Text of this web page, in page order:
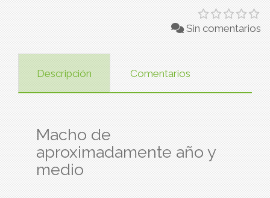
Sin comentarios
Descripción Comentarios
Macho de
aproximadamente año y
medio